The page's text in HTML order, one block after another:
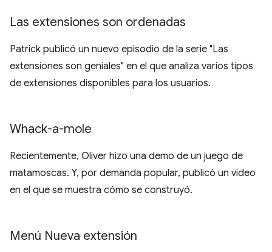
Las extensiones son ordenadas
Patrick publicó un nuevo episodio de la serie "Las
extensiones son geniales" en el que analiza varios tipos
de extensiones disponibles para los usuarios.
Whack-a-mole
Recientemente, Oliver hizo una demo de un juego de
matamoscas. Y, por demanda popular, publicó un video
en el que se muestra cómo se construyó.
Menú Nueva extensión